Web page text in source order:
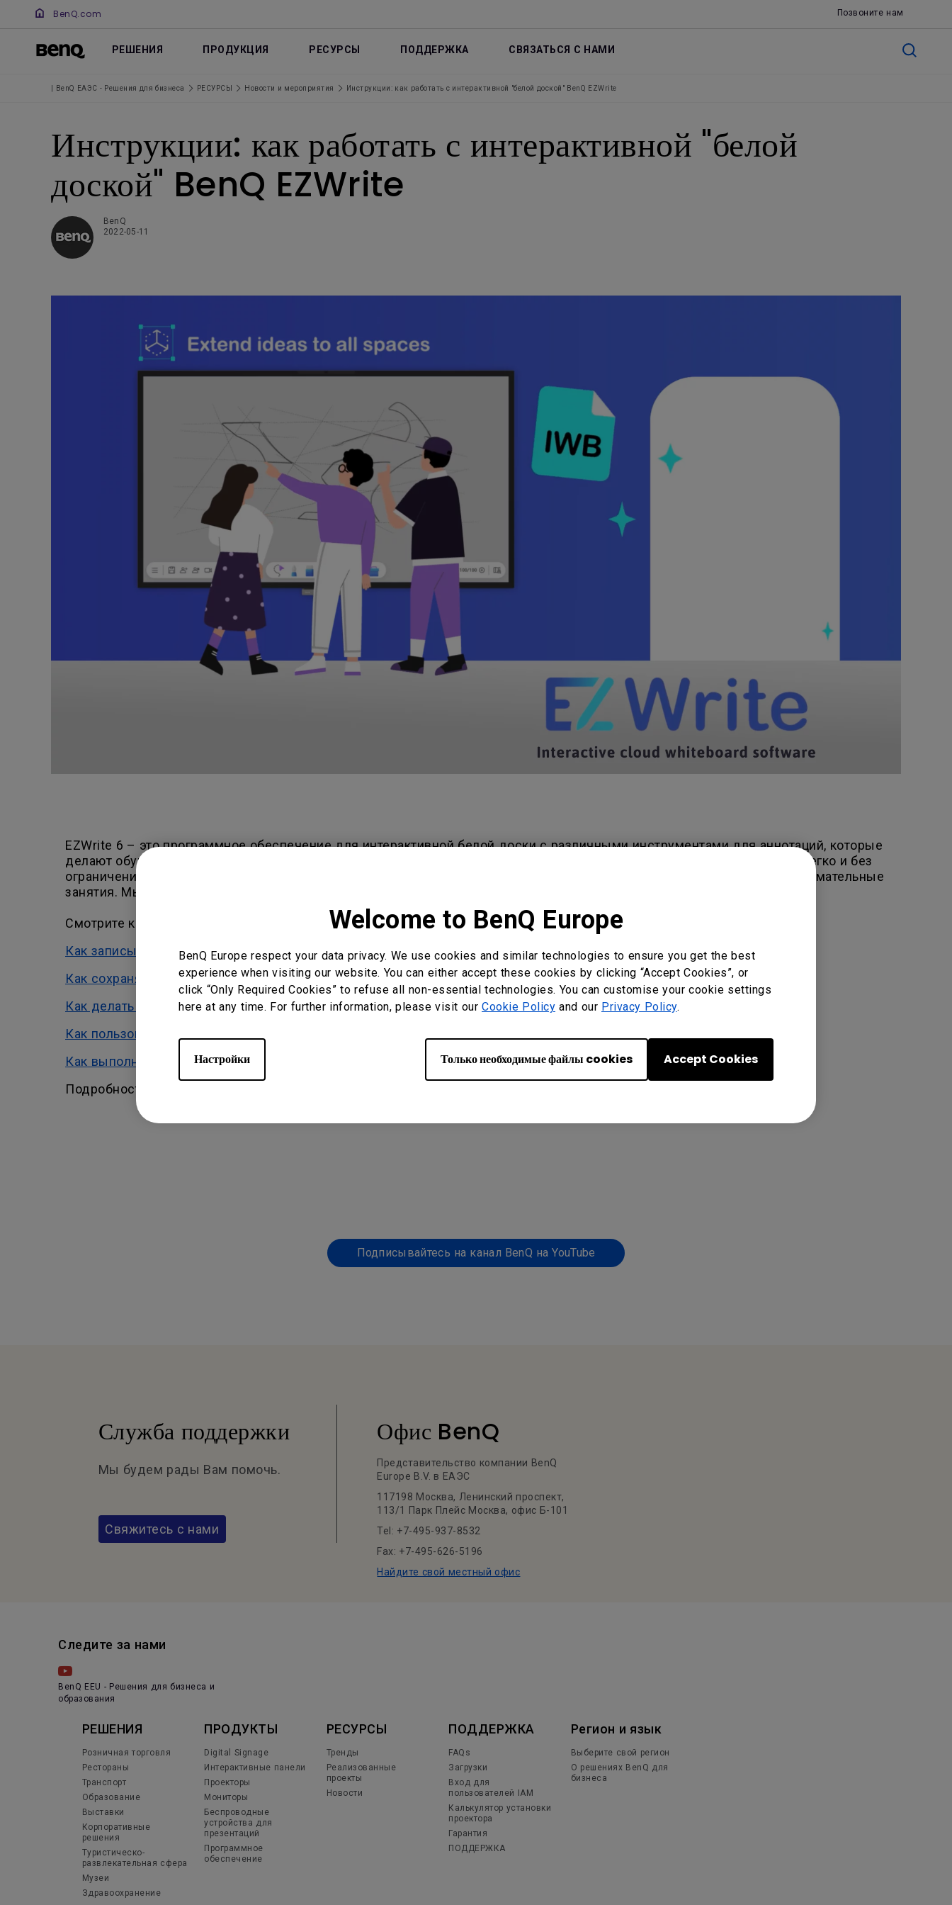
Welcome to BenQ Europe
BenQ Europe respect your data privacy. We use cookies and similar technologies to ensure you get the best
experience when visiting our website. You can either accept these cookies by clicking “Accept Cookies”, or
click “Only Required Cookies” to refuse all non-essential technologies. You can customise your cookie settings
here at any time. For further information, please visit our Cookie Policy and our Privacy Policy.
Настройки Только необходимые файлы cookies Accept Cookies
BenQ.com Позвоните нам
РЕШЕНИЯ ПРОДУКЦИЯ РЕСУРСЫ ПОДДЕРЖКА СВЯЗАТЬСЯ С НАМИ
| BenQ ЕАЭС - Решения для бизнеса РЕСУРСЫ Новости и мероприятия Инструкции: как работать с интерактивной "белой доской" BenQ EZWrite
Инструкции: как работать с интерактивной "белой
доской" BenQ EZWrite
BenQ
2022-05-11
EZWrite 6 – это программное обеспечение для интерактивной белой доски с различными инструментами для аннотаций, которые
делают обучение удобным и эффективным. Обновленное приложение EZWrite 6 позволяет работать с белой доской легко и без
ограничений. Легко создавайте материалы для уроков, подключайтесь к сеансам с разных устройств и проводите занимательные
занятия. Мы подготовили видео с инструкциями, как пользоваться основными функциями приложения BenQ EZWrite 6.
Смотрите короткие ролики на нашем YouTube канале
Как записывать сеансы в приложении BenQ EZWrite 6
Как сохранять и экспортировать файлы в приложении BenQ EZWrite 6
Как делать и удалять записи в приложении BenQ EZWrite 6
Как пользоваться документ-камерой в приложении BenQ EZWrite 6
Как выполнять навигацию по страницам в приложении BenQ EZWrite 6
Подробности о приложении BenQ EZWrite 6
Подписывайтесь на канал BenQ на YouTube
Служба поддержки
Мы будем рады Вам помочь.
Свяжитесь с нами
Офис BenQ
Представительство компании BenQ
Europe B.V. в ЕАЭС
117198 Москва, Ленинский проспект,
113/1 Парк Плейс Москва, офис Б-101
Tel: +7-495-937-8532
Fax: +7-495-626-5196
Найдите свой местный офис
Следите за нами
BenQ EEU - Решения для бизнеса и
образования
РЕШЕНИЯ
Розничная торговля
Рестораны
Транспорт
Образование
Выставки
Корпоративные
решения
Туристическо-
развлекательная сфера
Музеи
Здравоохранение
ПРОДУКТЫ
Digital Signage
Интерактивные панели
Проекторы
Мониторы
Беспроводные
устройства для
презентаций
Программное
обеспечение
РЕСУРСЫ
Тренды
Реализованные
проекты
Новости
ПОДДЕРЖКА
FAQs
Загрузки
Вход для
пользователей IAM
Калькулятор установки
проектора
Гарантия
ПОДДЕРЖКА
Регион и язык
Выберите свой регион
О решениях BenQ для
бизнеса